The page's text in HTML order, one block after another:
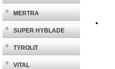
MERTRA
SUPER HYBLADE
TYROLIT
VITAL